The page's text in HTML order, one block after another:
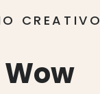
CREATIVO
Wow